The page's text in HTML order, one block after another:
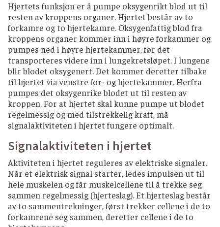
Hjertets funksjon er å pumpe oksygenrikt blod ut til
resten av kroppens organer. Hjertet består av to
forkamre og to hjertekamre. Oksygenfattig blod fra
kroppens organer kommer inn i høyre forkammer og
pumpes ned i høyre hjertekammer, før det
transporteres videre inn i lungekretsløpet. I lungene
blir blodet oksygenert. Det kommer deretter tilbake
til hjertet via venstre for- og hjertekammer. Herfra
pumpes det oksygenrike blodet ut til resten av
kroppen. For at hjertet skal kunne pumpe ut blodet
regelmessig og med tilstrekkelig kraft, må
signalaktiviteten i hjertet fungere optimalt.
Signalaktiviteten i hjertet
Aktiviteten i hjertet reguleres av elektriske signaler.
Når et elektrisk signal starter, ledes impulsen ut til
hele muskelen og får muskelcellene til å trekke seg
sammen regelmessig (hjerteslag). Et hjerteslag består
av to sammentrekninger, først trekker cellene i de to
forkamrene seg sammen, deretter cellene i de to